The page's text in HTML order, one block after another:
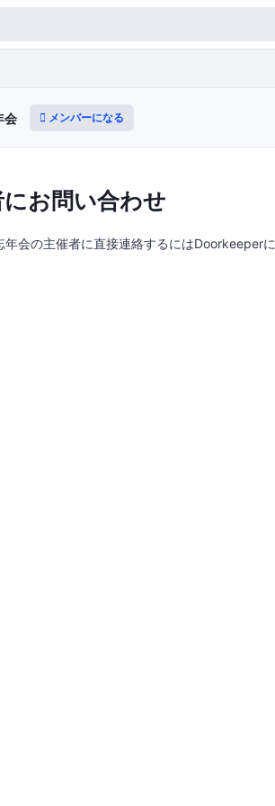
会 メンバーになる
お問い合わせ
年会の主催者に直接連絡するにはDoorkeeperに